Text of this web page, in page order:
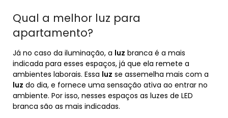
Qual a melhor luz para
apartamento?
Já no caso da iluminação, a luz branca é a mais
indicada para esses espaços, já que ela remete a
ambientes laborais. Essa luz se assemelha mais com a
luz do dia, e fornece uma sensação ativa ao entrar no
ambiente. Por isso, nesses espaços as luzes de LED
branca são as mais indicadas.